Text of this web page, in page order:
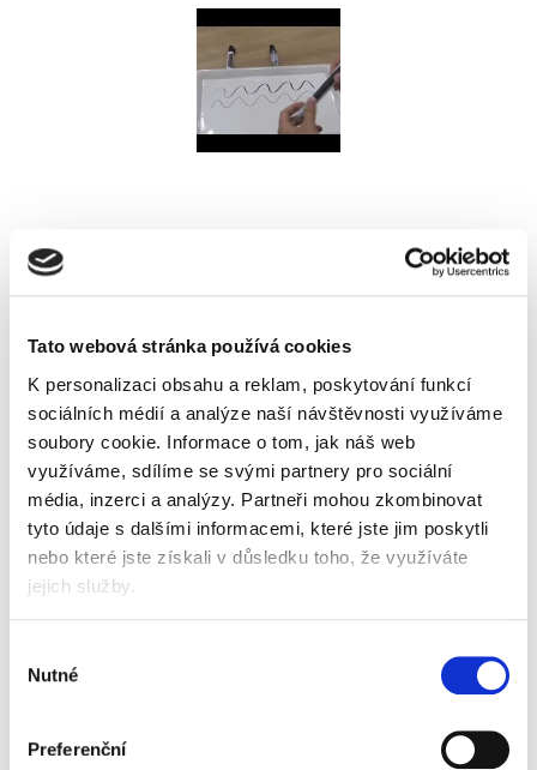
Tato webová stránka používá cookies
K personalizaci obsahu a reklam, poskytování funkcí
sociálních médií a analýze naší návštěvnosti využíváme
soubory cookie. Informace o tom, jak náš web
využíváme, sdílíme se svými partnery pro sociální
média, inzerci a analýzy. Partneři mohou zkombinovat
tyto údaje s dalšími informacemi, které jste jim poskytli
nebo které jste získali v důsledku toho, že využíváte
jejich služby.
souhlasu
Nutné
Preferenční
Vyberte si parametry
Popis Alternativní produkty
stíratelný značkovač na bílé tabule s výměnnou
náplní
moderní technologie zajišťuje intenzivní barvy
snadné doplňování